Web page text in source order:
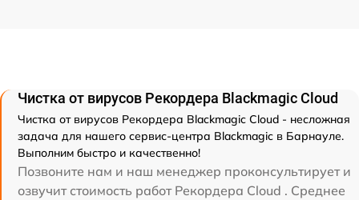
Чистка от вирусов Рекордера Blackmagic Cloud
Чистка от вирусов Рекордера Blackmagic Cloud - несложная
задача для нашего сервис-центра Blackmagic в Барнауле.
Выполним быстро и качественно!
Позвоните нам и наш менеджер проконсультирует и
озвучит стоимость работ Рекордера Cloud . Среднее